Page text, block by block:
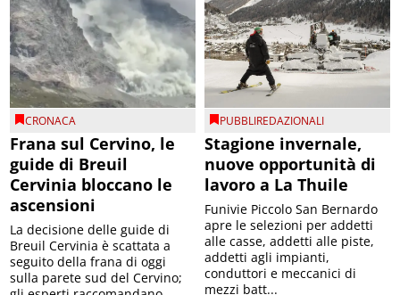
CRONACA
Frana sul Cervino, le
guide di Breuil
Cervinia bloccano le
ascensioni
La decisione delle guide di
Breuil Cervinia è scattata a
seguito della frana di oggi
sulla parete sud del Cervino;
PUBBLIREDAZIONALI
Stagione invernale,
nuove opportunità di
lavoro a La Thuile
Funivie Piccolo San Bernardo
apre le selezioni per addetti
alle casse, addetti alle piste,
addetti agli impianti,
conduttori e meccanici di
mezzi batt...